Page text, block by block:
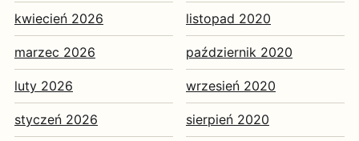
kwiecień 2026
marzec 2026
luty 2026
styczeń 2026
listopad 2020
październik 2020
wrzesień 2020
sierpień 2020